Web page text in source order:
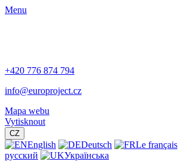
Menu
+420 776 874 794
info@europroject.cz
Mapa webu
Vytisknout
CZ
English Deutsch Le français
русский
Українська